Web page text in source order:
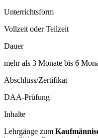
Unterrichtsform
Vollzeit oder Teilzeit
Dauer
mehr als 3 Monate bis 6
Abschluss/Zertifikat
DAA-Prüfung
Inhalte
Lehrgänge zum